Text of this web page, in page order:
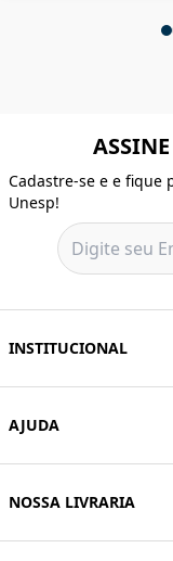
Cadastre-se e e fique
Unesp!
INSTITUCIONAL
AJUDA
NOSSA LIVRARIA